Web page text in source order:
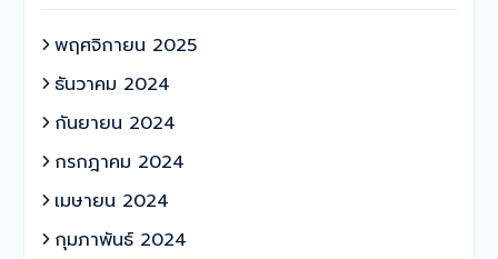
พฤศจิกายน 2025
ธันวาคม 2024
กันยายน 2024
กรกฎาคม 2024
เมษายน 2024
กุมภาพันธ์ 2024